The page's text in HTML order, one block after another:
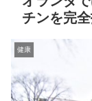
チンを完
健康